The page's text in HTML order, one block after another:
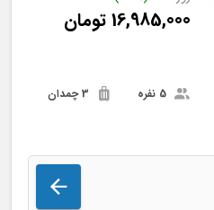
16,985,000تومان